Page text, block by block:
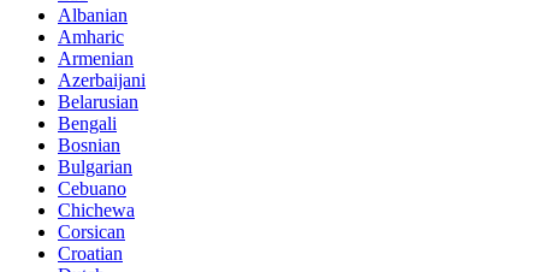
Albanian
Amharic
Armenian
Azerbaijani
Belarusian
Bengali
Bosnian
Bulgarian
Cebuano
Chichewa
Corsican
Croatian